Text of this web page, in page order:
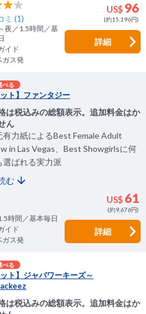
US$ 96
(約15,196円)
ミ (1)
夜／1.5時間／基
イド
ガス発
詳細
べる
ット】ファンタジー
は税込みの総額表示。追加料金はか
ん
有力紙によるBest Female Adult
in Las Vegas、Best Showgirlsに何
選ばれる実力派
む
US$ 61
(約9,676円)
時間／基本毎日
イド
ガス発
詳細
べる
ット】ジャバワーキーズ～
は税込みの総額表示。追加料金はか